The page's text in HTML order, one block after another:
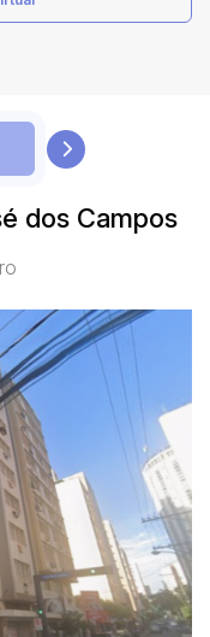
dos Campos